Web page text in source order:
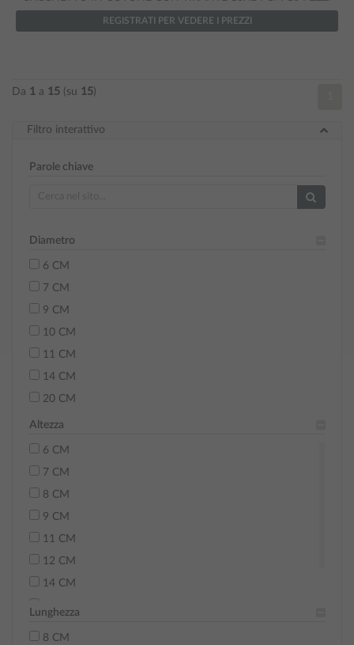
Filtro interattivo
Parole chiave
Diametro
6 CM
7 CM
9 CM
10 CM
11 CM
14 CM
20 CM
Altezza
6 CM
7 CM
8 CM
9 CM
11 CM
12 CM
14 CM
18 CM
Lunghezza
8 CM
REGISTRATI PER VEDERE I PREZZI
Da 1 a 15 (su 15)